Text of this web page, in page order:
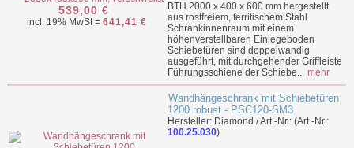
539,00 €
incl. 19% MwSt = 641,41 €
BTH 2000 x 400 x 600 mm hergestellt
aus rostfreiem, ferritischem Stahl
Schrankinnenraum mit einem
höhenverstellbaren Einlegeboden
Schiebetüren sind doppelwandig
ausgeführt, mit durchgehender Griffleiste
Führungsschiene der Schiebe... mehr
Wandhängeschrank mit Schiebetüren
1200 robust - PSC120-SM3
Hersteller: Diamond / Art.-Nr.: (Art.-Nr.:
100.25.030)